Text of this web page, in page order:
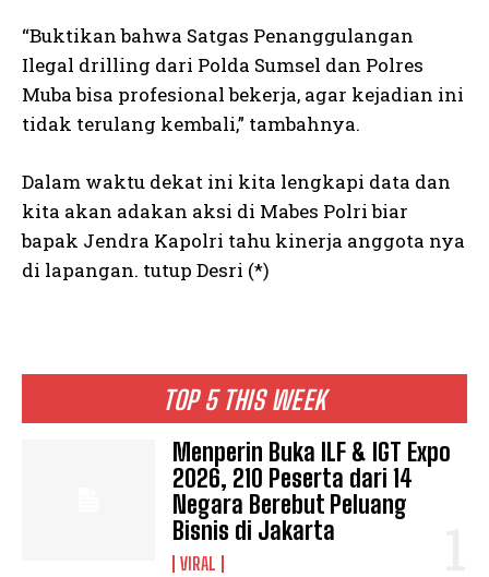
TOP 5 THIS WEEK
Menperin Buka ILF & IGT Expo
2026, 210 Peserta dari 14
Negara Berebut Peluang
Bisnis di Jakarta
VIRAL
“Buktikan bahwa Satgas Penanggulangan
Ilegal drilling dari Polda Sumsel dan Polres
Muba bisa profesional bekerja, agar kejadian ini
tidak terulang kembali,” tambahnya.
Dalam waktu dekat ini kita lengkapi data dan
kita akan adakan aksi di Mabes Polri biar
bapak Jendra Kapolri tahu kinerja anggota nya
di lapangan. tutup Desri (*)